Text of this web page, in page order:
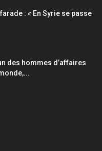
: « En Syrie se passe
des hommes d’affaires